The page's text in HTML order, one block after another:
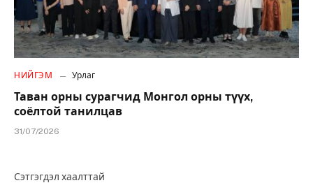
НИЙГЭМ Урлаг
Таван орны сурагчид Монгол орны түүх,
соёлтой танилцав
31/07/2026
Сэтгэгдэл хаалттай